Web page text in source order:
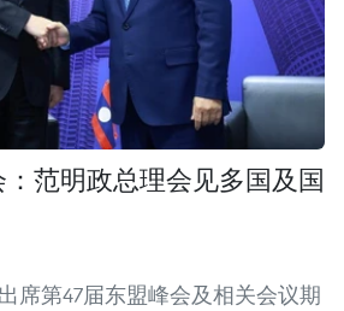
范明政总理会见多国及国
席第47届东盟峰会及相关会议期